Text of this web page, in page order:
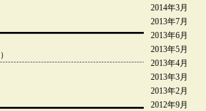
2014年3月
2013年7月
2013年6月
2013年5月
2013年4月
2013年3月
2013年2月
2012年9月